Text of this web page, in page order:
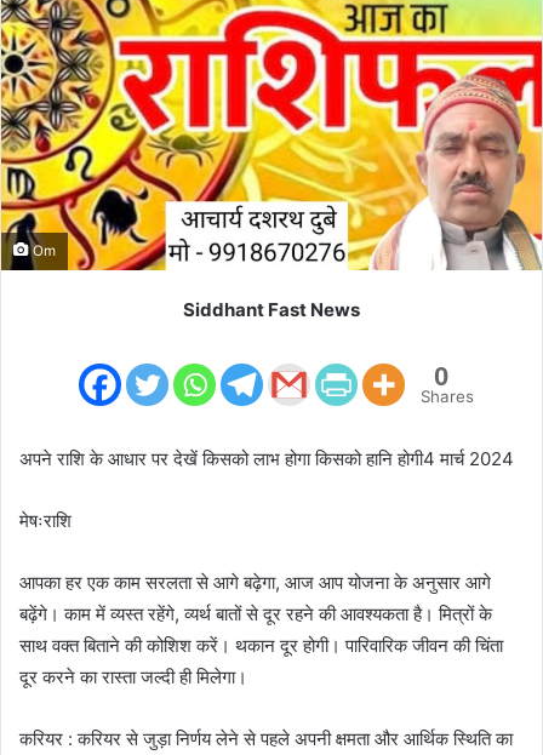
n
e
m
a
i
l
Om
Siddhant Fast News
0
Shares
अपने राशि के आधार पर देखें किसको लाभ होगा किसको हानि होगी4 मार्च 2024
मेषःराशि
आपका हर एक काम सरलता से आगे बढ़ेगा, आज आप योजना के अनुसार आगे
बढ़ेंगे। काम में व्यस्त रहेंगे, व्यर्थ बातों से दूर रहने की आवश्यकता है। मित्रों के
साथ वक्त बिताने की कोशिश करें। थकान दूर होगी। पारिवारिक जीवन की चिंता
दूर करने का रास्ता जल्दी ही मिलेगा।
करियर : करियर से जुड़ा निर्णय लेने से पहले अपनी क्षमता और आर्थिक स्थिति का